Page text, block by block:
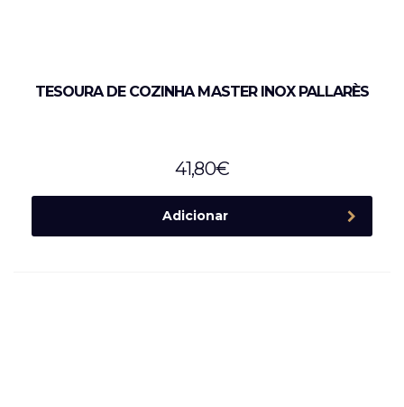
TESOURA DE COZINHA MASTER INOX PALLARÈS
41,80€
Adicionar